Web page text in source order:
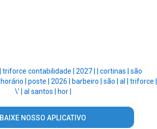
triforce contabilidade | 2027 | cortinas | são
horário | poste | 2026 | barbeiro | são | al | triforce |
\' | al santos | hor |
BAIXE NOSSO APLICATIVO